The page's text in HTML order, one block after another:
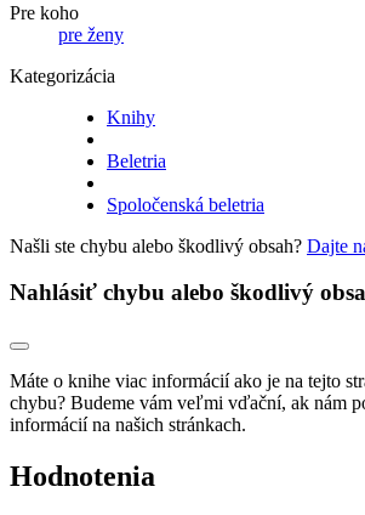
Pre koho
pre ženy
Kategorizácia
Knihy
Beletria
Spoločenská beletria
Našli ste chybu alebo škodlivý obsah? Dajte
Nahlásiť chybu alebo škodlivý
Máte o knihe viac informácií ako je na tejto
chybu? Budeme vám veľmi vďační, ak nám
informácií na našich stránkach.
Hodnotenia